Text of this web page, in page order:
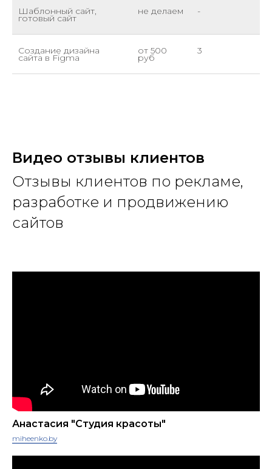
Шаблонный сайт,
готовый сайт
не делаем -
Создание дизайна
сайта в Figma
от 500
руб
3
Видео отзывы клиентов
Отзывы клиентов по рекламе,
разработке и продвижению
сайтов
Анастасия "Cтудия красоты"
miheenko.by